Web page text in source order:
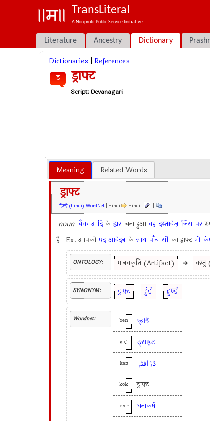
TransLiteral
A Nonprofit Public Service Initiative.
Literature Ancestry Dictionary
Dictionaries References
ड ड्राफ्ट
Script:Devanagari
Meaning Related Words
ड्राफ्ट
हिन्दी (hindi) WordNet| Hindi Hindi | |
noun बैंक आदिके द्वाराबना हुआवह दस्तावेज़ जिस पर
है Ex.आपकोपद आवेदनके साथ पाँच सौका ड्राफ्टभी
ONTOLOGY: मानवकृति (Artifact) ➜ वस्तु
SYNONYM: ड्राफ़्ट हुंडी हुण्डी
Wordnet: ben ড্রাফ্ট
guj ડ્રાફ્ટ
kas ڈرٛافٹہٕ
kok ड्राफ्ट
mar धनाकर्ष